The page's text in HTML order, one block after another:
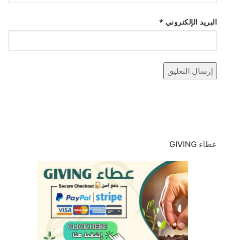
البريد الإلكتروني *
عطاء GIVING